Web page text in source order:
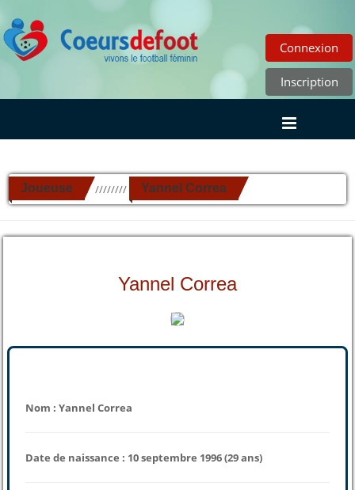
Connexion
Inscription
Joueuse ////////// Yannel Correa
Yannel Correa
Nom : Yannel Correa
Date de naissance : 10 septembre 1996 (29 ans)